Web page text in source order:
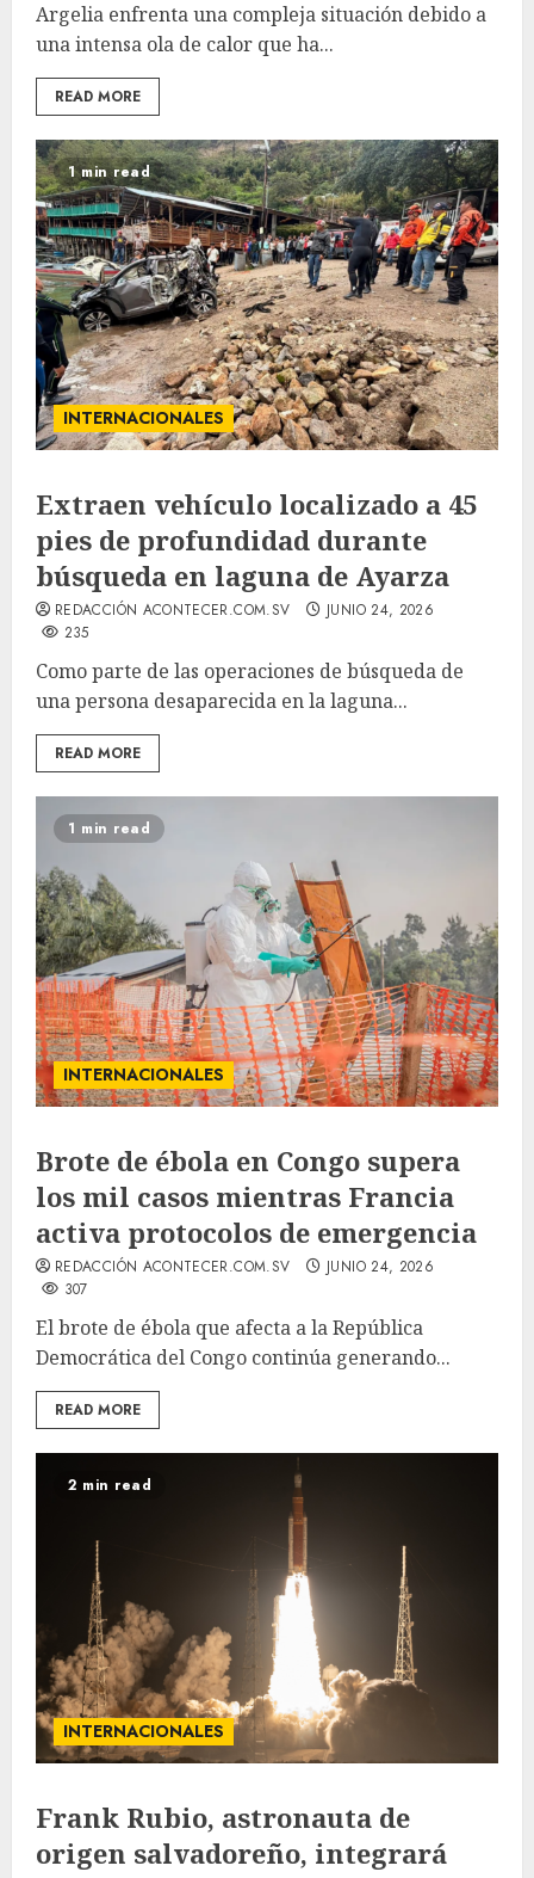
Argelia enfrenta una compleja situación debido a
una intensa ola de calor que ha...
READ MORE
1 min read
INTERNACIONALES
Extraen vehículo localizado a 45
pies de profundidad durante
búsqueda en laguna de Ayarza
REDACCIÓN ACONTECER.COM.SV
JUNIO 24, 2026
235
Como parte de las operaciones de búsqueda de
una persona desaparecida en la laguna...
READ MORE
1 min read
INTERNACIONALES
Brote de ébola en Congo supera
los mil casos mientras Francia
activa protocolos de emergencia
REDACCIÓN ACONTECER.COM.SV
JUNIO 24, 2026
307
El brote de ébola que afecta a la República
Democrática del Congo continúa generando...
READ MORE
2 min read
INTERNACIONALES
Frank Rubio, astronauta de
origen salvadoreño, integrará